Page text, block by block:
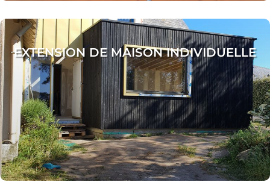
EXTENSION DE MAISON INDIVIDUELLE